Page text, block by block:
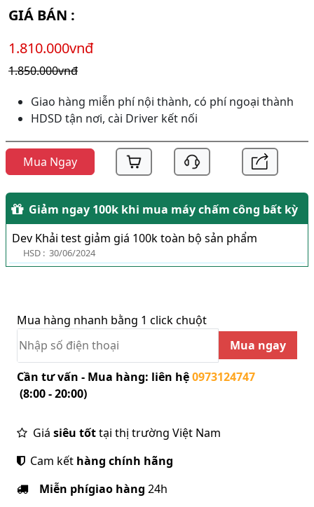
GIÁ BÁN :
1.810.000vnđ
1.850.000vnđ
Giao hàng miễn phí nội thành, có phí ngoại thành
HDSD tận nơi, cài Driver kết nối
Mua Ngay
Giảm ngay 100k khi mua máy chấm công bất kỳ
Dev Khải test giảm giá 100k toàn bộ sản phẩm
HSD : 30/06/2024
Mua hàng nhanh bằng 1 click chuột
Mua ngay
Cần tư vấn - Mua hàng: liên hệ0973124747
(8:00 - 20:00)
Giá siêu tốttại thị trường Việt Nam
Cam kết hàng chính hãng
Miễn phígiao hàng 24h